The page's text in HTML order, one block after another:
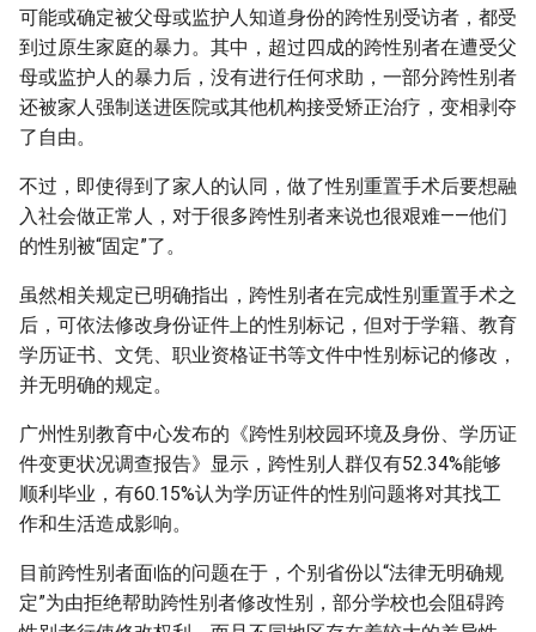
可能或确定被父母或监护人知道身份的跨性别受访者，都受
到过原生家庭的暴力。其中，超过四成的跨性别者在遭受父
母或监护人的暴力后，没有进行任何求助，一部分跨性别者
还被家人强制送进医院或其他机构接受矫正治疗，变相剥夺
了自由。
不过，即使得到了家人的认同，做了性别重置手术后要想融
入社会做正常人，对于很多跨性别者来说也很艰难——他们
的性别被“固定”了。
虽然相关规定已明确指出，跨性别者在完成性别重置手术之
后，可依法修改身份证件上的性别标记，但对于学籍、教育
学历证书、文凭、职业资格证书等文件中性别标记的修改，
并无明确的规定。
广州性别教育中心发布的《跨性别校园环境及身份、学历证
件变更状况调查报告》显示，跨性别人群仅有52.34%能够
顺利毕业，有60.15%认为学历证件的性别问题将对其找工
作和生活造成影响。
目前跨性别者面临的问题在于，个别省份以“法律无明确规
定”为由拒绝帮助跨性别者修改性别，部分学校也会阻碍跨